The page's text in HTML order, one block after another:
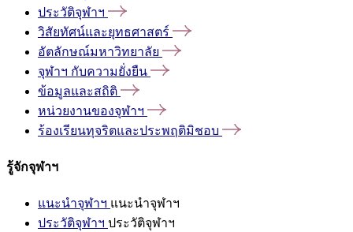
ประวัติจุฬาฯ
วิสัยทัศน์และยุทธศาสตร์
อัตลักษณ์มหาวิทยาลัย
จุฬาฯ กับความยั่งยืน
ข้อมูลและสถิติ
หน่วยงานของจุฬาฯ
ร้องเรียนทุจริตและประพฤติมิชอบ
รู้จักจุฬาฯ
แนะนำจุฬาฯ แนะนำจุฬาฯ
ประวัติจุฬาฯ ประวัติจุฬาฯ